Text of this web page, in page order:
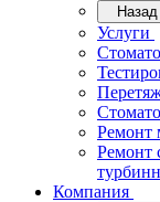
Назад
Услуги
Ремонт
Ремонт
Компания